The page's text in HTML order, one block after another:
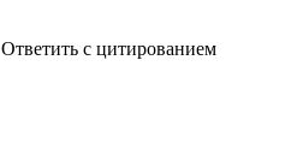
Ответить с цитированием